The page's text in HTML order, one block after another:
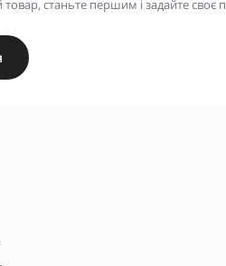
станьте першим і задайте своє